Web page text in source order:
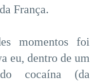
França.
momentos foi
eu, dentro de um
cocaína (da